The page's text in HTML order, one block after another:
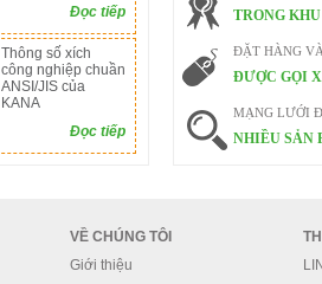
Đọc tiếp
Thông số xích
công nghiệp chuần
ANSI/JIS của
KANA
Đọc tiếp
TRONG
ĐẶT HÀNG
ĐƯỢC GỌI
MẠNG LƯỚI
NHIỀU SẢN
VỀ CHÚNG TÔI
Giới thiệu